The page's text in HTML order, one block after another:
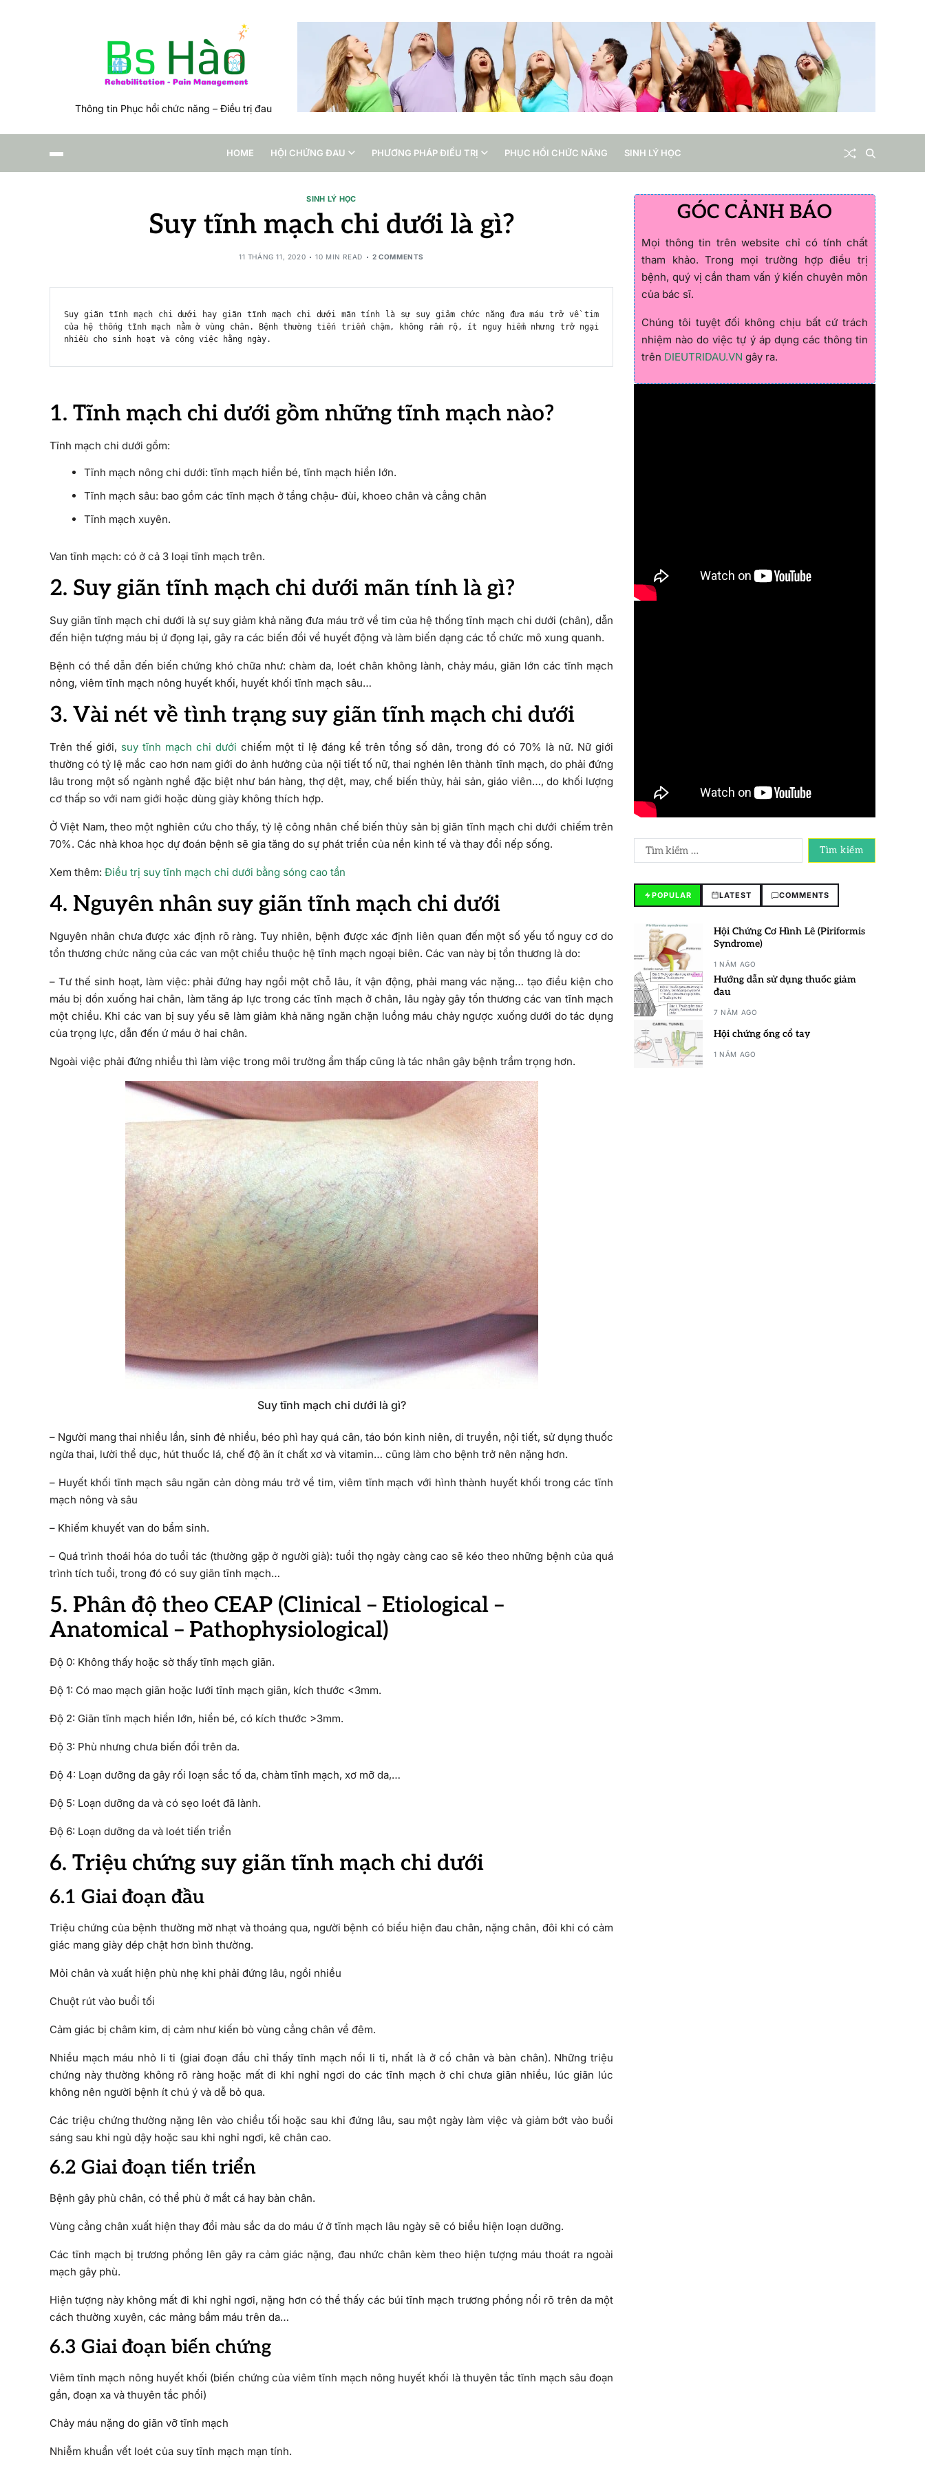
Thông tin Phục hồi chức năng – Điều trị đau
HOME HỘI CHỨNG ĐAU PHƯƠNG PHÁP ĐIỀU TRỊ PHỤC HỒI CHỨC NĂNG SINH LÝ HỌC
SINH LÝ HỌC
Suy tĩnh mạch chi dưới là gì?
11 THÁNG 11, 2020 10 MIN READ 2 COMMENTS
Suy giãn tĩnh mạch chi dưới hay giãn tĩnh mạch chi dưới mãn tính là sự suy giảm chức năng đưa máu trở về tim
của hệ thống tĩnh mạch nằm ở vùng chân. Bệnh thường tiến triển chậm, không rầm rộ, ít nguy hiểm nhưng trở ngại
nhiều cho sinh hoạt và công việc hằng ngày.
1. Tĩnh mạch chi dưới gồm những tĩnh mạch nào?
Tĩnh mạch chi dưới gồm:
Tĩnh mạch nông chi dưới: tĩnh mạch hiển bé, tĩnh mạch hiển lớn.
Tĩnh mạch sâu: bao gồm các tĩnh mạch ở tầng chậu- đùi, khoeo chân và cẳng chân
Tĩnh mạch xuyên.
Van tĩnh mạch: có ở cả 3 loại tĩnh mạch trên.
2. Suy giãn tĩnh mạch chi dưới mãn tính là gì?
Suy giãn tĩnh mạch chi dưới là sự suy giảm khả năng đưa máu trở về tim của hệ thống tĩnh mạch chi dưới (chân), dẫn
đến hiện tượng máu bị ứ đọng lại, gây ra các biến đổi về huyết động và làm biến dạng các tổ chức mô xung quanh.
Bệnh có thể dẫn đến biến chứng khó chữa như: chàm da, loét chân không lành, chảy máu, giãn lớn các tĩnh mạch
nông, viêm tĩnh mạch nông huyết khối, huyết khối tĩnh mạch sâu…
3. Vài nét về tình trạng suy giãn tĩnh mạch chi dưới
Trên thế giới, suy tĩnh mạch chi dưới chiếm một tỉ lệ đáng kể trên tổng số dân, trong đó có 70% là nữ. Nữ giới
thường có tỷ lệ mắc cao hơn nam giới do ảnh hưởng của nội tiết tố nữ, thai nghén lên thành tĩnh mạch, do phải đứng
lâu trong một số ngành nghề đặc biệt như bán hàng, thợ dệt, may, chế biến thủy, hải sản, giáo viên…, do khối lượng
cơ thấp so với nam giới hoặc dùng giày không thích hợp.
Ở Việt Nam, theo một nghiên cứu cho thấy, tỷ lệ công nhân chế biến thủy sản bị giãn tĩnh mạch chi dưới chiếm trên
70%. Các nhà khoa học dự đoán bệnh sẽ gia tăng do sự phát triển của nền kinh tế và thay đổi nếp sống.
Xem thêm: Điều trị suy tĩnh mạch chi dưới bằng sóng cao tần
4. Nguyên nhân suy giãn tĩnh mạch chi dưới
Nguyên nhân chưa được xác định rõ ràng. Tuy nhiên, bệnh được xác định liên quan đến một số yếu tố nguy cơ do
tổn thương chức năng của các van một chiều thuộc hệ tĩnh mạch ngoại biên. Các van này bị tổn thương là do:
– Tư thế sinh hoạt, làm việc: phải đứng hay ngồi một chỗ lâu, ít vận động, phải mang vác nặng… tạo điều kiện cho
máu bị dồn xuống hai chân, làm tăng áp lực trong các tĩnh mạch ở chân, lâu ngày gây tổn thương các van tĩnh mạch
một chiều. Khi các van bị suy yếu sẽ làm giảm khả năng ngăn chặn luồng máu chảy ngược xuống dưới do tác dụng
của trọng lực, dẫn đến ứ máu ở hai chân.
Ngoài việc phải đứng nhiều thì làm việc trong môi trường ẩm thấp cũng là tác nhân gây bệnh trầm trọng hơn.
Suy tĩnh mạch chi dưới là gì?
– Người mang thai nhiều lần, sinh đẻ nhiều, béo phì hay quá cân, táo bón kinh niên, di truyền, nội tiết, sử dụng thuốc
ngừa thai, lười thể dục, hút thuốc lá, chế độ ăn ít chất xơ và vitamin… cũng làm cho bệnh trở nên nặng hơn.
– Huyết khối tĩnh mạch sâu ngăn cản dòng máu trở về tim, viêm tĩnh mạch với hình thành huyết khối trong các tĩnh
mạch nông và sâu
– Khiếm khuyết van do bẩm sinh.
– Quá trình thoái hóa do tuổi tác (thường gặp ở người già): tuổi thọ ngày càng cao sẽ kéo theo những bệnh của quá
trình tích tuổi, trong đó có suy giãn tĩnh mạch…
5. Phân độ theo CEAP (Clinical – Etiological –
Anatomical – Pathophysiological)
Độ 0: Không thấy hoặc sờ thấy tĩnh mạch giãn.
Độ 1: Có mao mạch giãn hoặc lưới tĩnh mạch giãn, kích thước <3mm.
Độ 2: Giãn tĩnh mạch hiển lớn, hiển bé, có kích thước >3mm.
Độ 3: Phù nhưng chưa biến đổi trên da.
Độ 4: Loạn dưỡng da gây rối loạn sắc tố da, chàm tĩnh mạch, xơ mỡ da,…
Độ 5: Loạn dưỡng da và có sẹo loét đã lành.
Độ 6: Loạn dưỡng da và loét tiến triển
6. Triệu chứng suy giãn tĩnh mạch chi dưới
6.1 Giai đoạn đầu
Triệu chứng của bệnh thường mờ nhạt và thoáng qua, người bệnh có biểu hiện đau chân, nặng chân, đôi khi có cảm
giác mang giày dép chật hơn bình thường.
Mỏi chân và xuất hiện phù nhẹ khi phải đứng lâu, ngồi nhiều
Chuột rút vào buổi tối
Cảm giác bị châm kim, dị cảm như kiến bò vùng cẳng chân về đêm.
Nhiều mạch máu nhỏ li ti (giai đoạn đầu chỉ thấy tĩnh mạch nổi li ti, nhất là ở cổ chân và bàn chân). Những triệu
chứng này thường không rõ ràng hoặc mất đi khi nghỉ ngơi do các tĩnh mạch ở chi chưa giãn nhiều, lúc giãn lúc
không nên người bệnh ít chú ý và dễ bỏ qua.
Các triệu chứng thường nặng lên vào chiều tối hoặc sau khi đứng lâu, sau một ngày làm việc và giảm bớt vào buổi
sáng sau khi ngủ dậy hoặc sau khi nghỉ ngơi, kê chân cao.
6.2 Giai đoạn tiến triển
Bệnh gây phù chân, có thể phù ở mắt cá hay bàn chân.
Vùng cẳng chân xuất hiện thay đổi màu sắc da do máu ứ ở tĩnh mạch lâu ngày sẽ có biểu hiện loạn dưỡng.
Các tĩnh mạch bị trương phồng lên gây ra cảm giác nặng, đau nhức chân kèm theo hiện tượng máu thoát ra ngoài
mạch gây phù.
Hiện tượng này không mất đi khi nghỉ ngơi, nặng hơn có thể thấy các búi tĩnh mạch trương phồng nổi rõ trên da một
cách thường xuyên, các mảng bầm máu trên da…
6.3 Giai đoạn biến chứng
Viêm tĩnh mạch nông huyết khối (biến chứng của viêm tĩnh mạch nông huyết khối là thuyên tắc tĩnh mạch sâu đoạn
gần, đoạn xa và thuyên tắc phổi)
Chảy máu nặng do giãn vỡ tĩnh mạch
Nhiễm khuẩn vết loét của suy tĩnh mạch mạn tính.
GÓC CẢNH BÁO
Mọi thông tin trên website chỉ có tính chất
tham khảo. Trong mọi trường hợp điều trị
bệnh, quý vị cần tham vấn ý kiến chuyên môn
của bác sĩ.
Chúng tôi tuyệt đối không chịu bất cứ trách
nhiệm nào do việc tự ý áp dụng các thông tin
trên DIEUTRIDAU.VN gây ra.
POPULAR LATEST COMMENTS
Hội Chứng Cơ Hình Lê (Piriformis
Syndrome)
1 NĂM AGO
Hướng dẫn sử dụng thuốc giảm
đau
7 NĂM AGO
Hội chứng ống cổ tay
1 NĂM AGO